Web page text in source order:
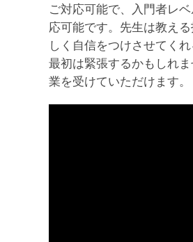
ご対応可能で、入門者レ
応可能です。先生は教え
しく自信をつけさせてく
最初は緊張するかもしれ
業を受けていただけます。